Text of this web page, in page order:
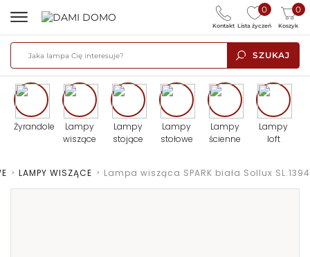
SZUKAJ
0
Lista życzeń
0
Koszyk
Kontakt
Żyrandole
Lampy
wiszące
Lampy
stojące
Lampy
stołowe
Lampy
ścienne
Lampy
loft
> LAMPY WISZĄCE > Lampa wisząca SPARK biała Sollux SL.1394